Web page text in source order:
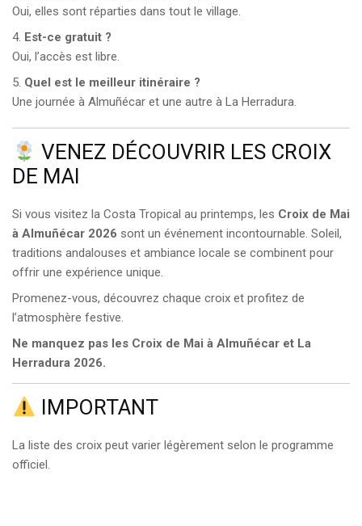
Oui, elles sont réparties dans tout le village.
Est-ce gratuit ?
Oui, l’accès est libre.
Quel est le meilleur itinéraire ?
Une journée à Almuñécar et une autre à La Herradura.
VENEZ DÉCOUVRIR LES CROIX
DE MAI
Si vous visitez la Costa Tropical au printemps, les Croix de Mai
à Almuñécar 2026 sont un événement incontournable. Soleil,
traditions andalouses et ambiance locale se combinent pour
offrir une expérience unique.
Promenez-vous, découvrez chaque croix et profitez de
l’atmosphère festive.
Ne manquez pas les Croix de Mai à Almuñécar et La
Herradura 2026.
IMPORTANT
La liste des croix peut varier légèrement selon le programme
officiel.